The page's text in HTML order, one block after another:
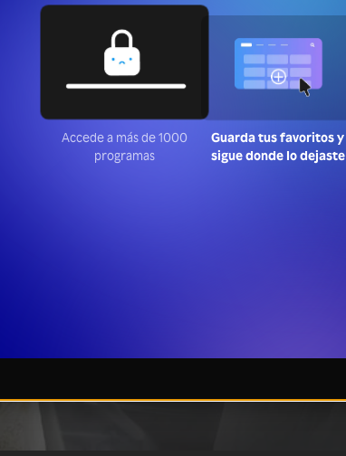
Accede a más de 1000
programas
Guarda tus favoritos y
sigue donde lo dejaste